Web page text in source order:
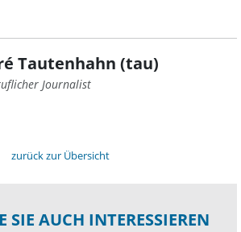
Tautenhahn (tau)
Journalist
zurück zur Übersicht
SIE AUCH INTERESSIEREN